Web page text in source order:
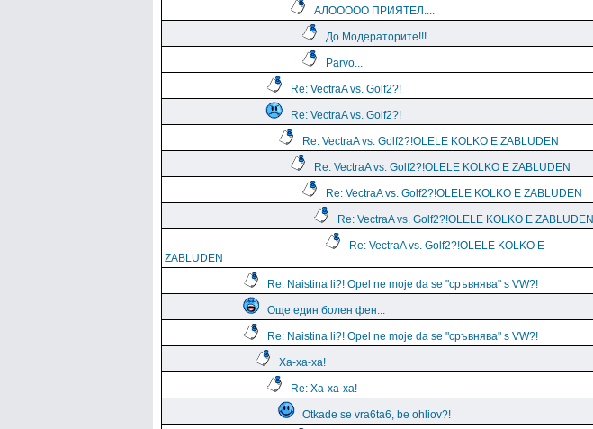
АЛООООО ПРИЯТЕЛ....
До Модераторите!!!
Parvo...
Re: VectraA vs. Golf2?!
Re: VectraA vs. Golf2?!
Re: VectraA vs. Golf2?!OLELE KOLKO E ZABLUDEN
Re: VectraA vs. Golf2?!OLELE KOLKO E ZABLUDEN
Re: VectraA vs. Golf2?!OLELE KOLKO E ZABLUDEN
Re: VectraA vs. Golf2?!OLELE KOLKO E ZABLUDEN
Re: VectraA vs. Golf2?!OLELE KOLKO E
ZABLUDEN
Re: Naistina li?! Opel ne moje da se "сръвнява" s VW?!
Още един болен фен...
Re: Naistina li?! Opel ne moje da se "сръвнява" s VW?!
Ха-ха-ха!
Re: Ха-ха-ха!
Otkade se vra6ta6, be ohliov?!